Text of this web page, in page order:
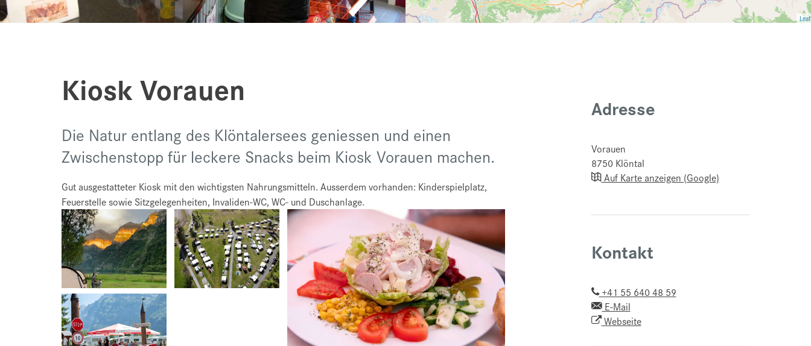
Kiosk Vorauen
Die Natur entlang des Klöntalersees geniessen und einen
Zwischenstopp für leckere Snacks beim Kiosk Vorauen machen.
Gut ausgestatteter Kiosk mit den wichtigsten Nahrungsmitteln. Ausserdem vorhanden: Kinderspielplatz,
Feuerstelle sowie Sitzgelegenheiten, Invaliden-WC, WC- und Duschanlage.
Adresse
Vorauen
8750 Klöntal
Auf Karte anzeigen (Google)
Kontakt
+41 55 640 48 59
E-Mail
Webseite